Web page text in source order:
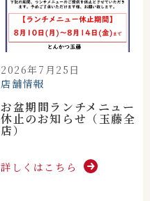
2026年7月25日
店舗情報
お盆期間ランチメニュー
休止のお知らせ（玉藤全
店）
詳しくはこちら